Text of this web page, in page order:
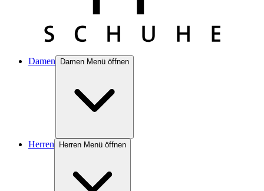
Damen Damen Menü öffnen
Herren Herren Menü öffnen